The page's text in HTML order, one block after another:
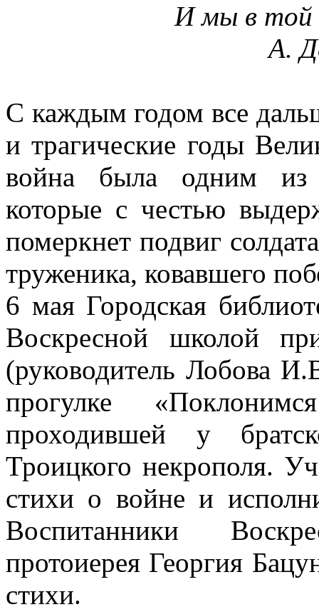
И мы в той
А.
С каждым годом все
и трагические годы
война была одним из
которые с честью
померкнет подвиг
труженика, ковавшего
6 мая Городская
Воскресной школой
(руководитель Лобова
прогулке
проходившей у
Троицкого некрополя.
стихи о войне и
Воспитанники
протоиерея Георгия
стихи.